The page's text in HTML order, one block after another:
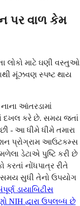
પર વાળ કેમ
લોકો માટે ઘણી વસ્તુઓ
મૂંઝવણ સ્પષ્ટ થાય
નાના આંતરડામાં
દખલ કરે છે. સમય જતાં
- આ ધીમે ધીમે તમારા
પ્રોગ્રામ આઉટકમ્સ
ડેટાએ પુષ્ટિ કરી છે
કરતાં નોંધપાત્ર રીતે
સુધી તેનો ઉપયોગ
ડાયાબિટીસ
NIH દ્વારા ઉપલબ્ધ છે